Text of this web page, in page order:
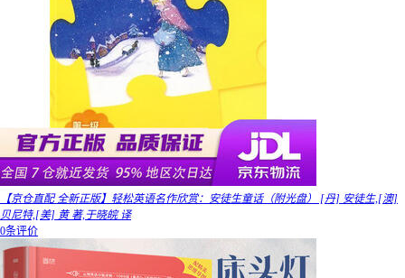
【京仓直配 全新正版】轻松英语名作欣赏：安徒生童话（附光盘） [丹] 安徒生,[澳]
贝尼特,[美] 黄 著,于晓皖 译
0条评价